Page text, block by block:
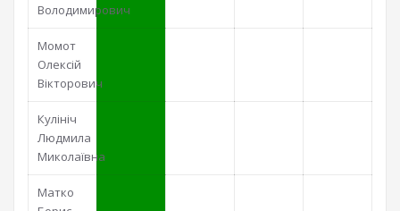
Володимирович
Момот
Олексій
Вікторович
Кулініч
Людмила
Миколаївна
Матко